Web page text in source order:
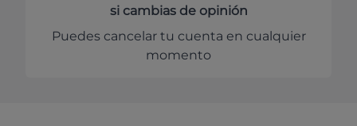
si cambias de opinión
Puedes cancelar tu cuenta en cualquier
momento